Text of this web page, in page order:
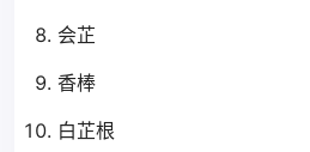
会芷
香棒
白芷根